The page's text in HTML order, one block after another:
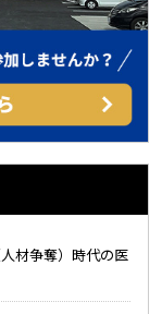
材争奪）時代の医